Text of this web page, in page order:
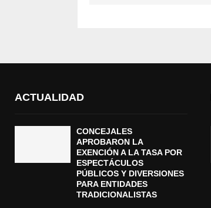
ACTUALIDAD
CONCEJALES
APROBARON LA
EXENCIÓN A LA TASA POR
ESPECTÁCULOS
PÚBLICOS Y DIVERSIONES
PARA ENTIDADES
TRADICIONALISTAS